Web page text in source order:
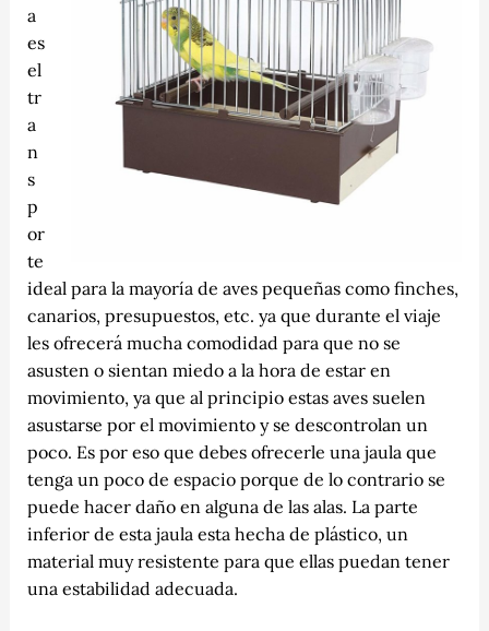
a
es
el
tr
a
n
s
p
or
te
ideal para la mayoría de aves pequeñas como finches,
canarios, presupuestos, etc. ya que durante el viaje
les ofrecerá mucha comodidad para que no se
asusten o sientan miedo a la hora de estar en
movimiento, ya que al principio estas aves suelen
asustarse por el movimiento y se descontrolan un
poco. Es por eso que debes ofrecerle una jaula que
tenga un poco de espacio porque de lo contrario se
puede hacer daño en alguna de las alas. La parte
inferior de esta jaula esta hecha de plástico, un
material muy resistente para que ellas puedan tener
una estabilidad adecuada.